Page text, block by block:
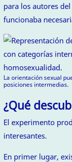
para los autores
funcionaba
La orientación sexual
posiciones intermedias.
¿Qué
El experimento
interesantes.
En primer lugar,